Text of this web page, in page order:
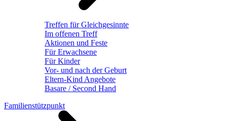
Treffen für Gleichgesinnte
Im offenen Treff
Aktionen und Feste
Für Erwachsene
Für Kinder
Vor- und nach der Geburt
Eltern-Kind Angebote
Basare / Second Hand
Familienstützpunkt